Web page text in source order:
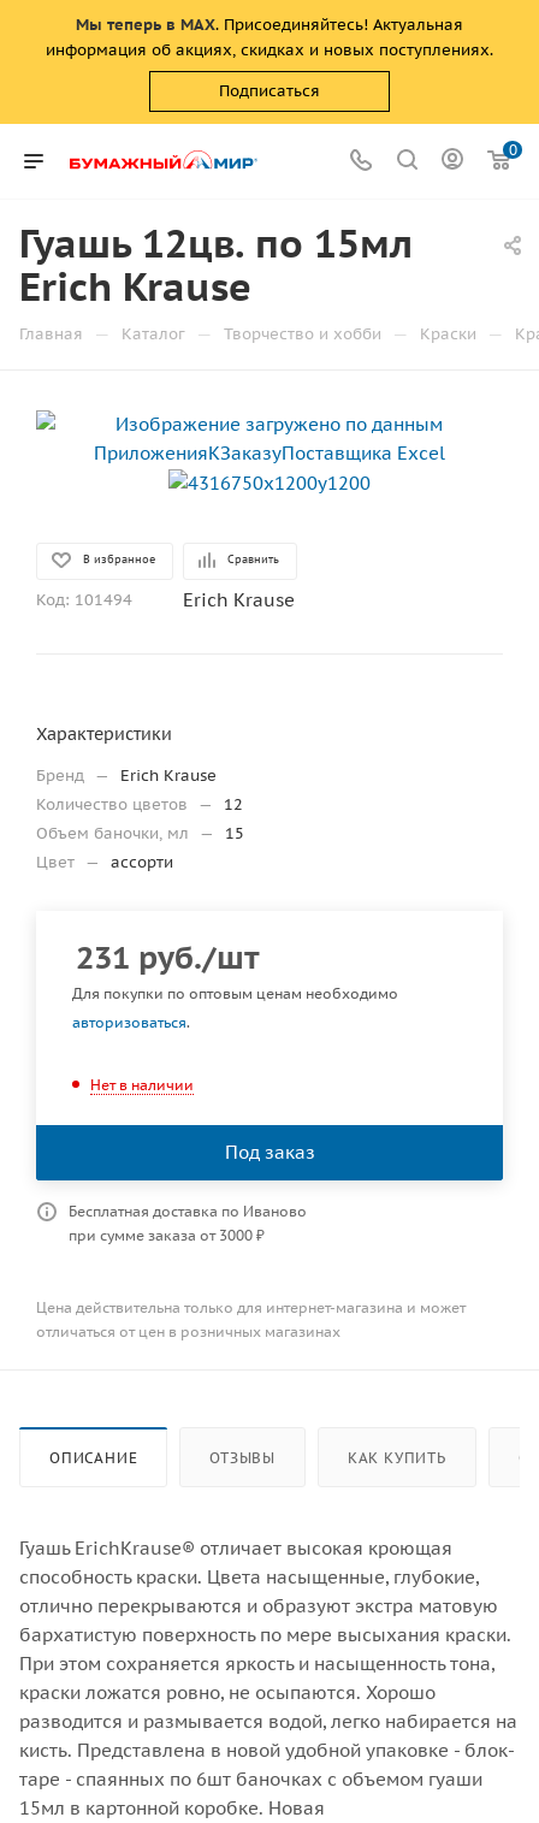
Мы теперь в MAX. Присоединяйтесь! Актуальная
информация об акциях, скидках и новых поступлениях.
Подписаться
0
Гуашь 12цв. по 15мл
Erich Krause
Главная — Каталог — Творчество и хобби — Краски —
В избранное Сравнить
Код: 101494 Erich Krause
Характеристики
Бренд —
Erich Krause
Количество цветов
—
12
Объем баночки, мл
—
15
Цвет — ассорти
231 руб./шт
Для покупки по оптовым ценам необходимо
авторизоваться.
Нет в наличии
Под заказ
Бесплатная доставка по Иваново
при сумме заказа от 3000 ₽
Цена действительна только для интернет-магазина и может
отличаться от цен в розничных магазинах
ОПИСАНИЕ ОТЗЫВЫ КАК КУПИТЬ
Гуашь ErichKrause® отличает высокая кроющая
способность краски. Цвета насыщенные, глубокие,
отлично перекрываются и образуют экстра матовую
бархатистую поверхность по мере высыхания краски.
При этом сохраняется яркость и насыщенность тона,
краски ложатся ровно, не осыпаются. Хорошо
разводится и размывается водой, легко набирается на
кисть. Представлена в новой удобной упаковке - блок-
таре - спаянных по 6шт баночках с объемом гуаши
15мл в картонной коробке. Новая